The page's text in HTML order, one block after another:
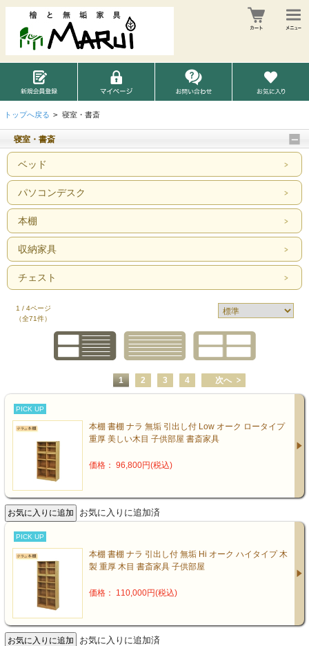
トップへ戻る > 寝室・書斎
寝室・書斎
ベッド
パソコンデスク
本棚
収納家具
チェスト
1 / 4ページ
（全71件）
1 2 3 4 次へ
PICK UP
本棚 書棚 ナラ 無垢 引出し付 Low オーク ロータイプ
重厚 美しい木目 子供部屋 書斎家具
価格： 96,800円(税込)
お気に入りに追加済
PICK UP
本棚 書棚 ナラ 引出し付 無垢 Hi オーク ハイタイプ 木
製 重厚 木目 書斎家具 子供部屋
価格： 110,000円(税込)
お気に入りに追加済